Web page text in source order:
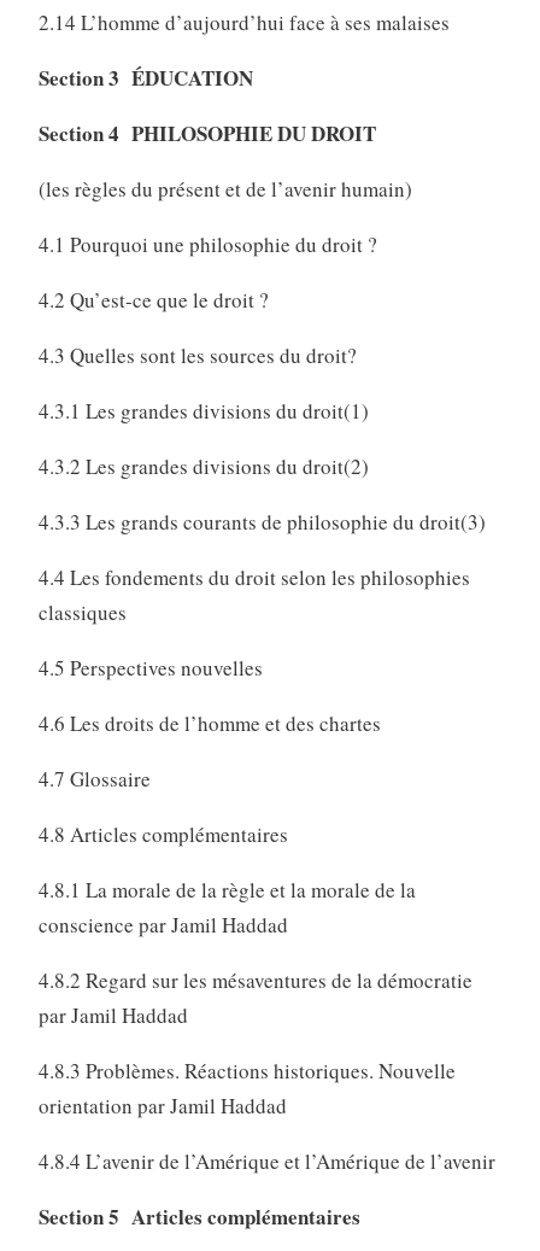
2.14 L’homme d’aujourd’hui face à ses malaises
Section 3 ÉDUCATION
Section 4 PHILOSOPHIE DU DROIT
(les règles du présent et de l’avenir humain)
4.1 Pourquoi une philosophie du droit ?
4.2 Qu’est-ce que le droit ?
4.3 Quelles sont les sources du droit?
4.3.1 Les grandes divisions du droit(1)
4.3.2 Les grandes divisions du droit(2)
4.3.3 Les grands courants de philosophie du droit(3)
4.4 Les fondements du droit selon les philosophies
classiques
4.5 Perspectives nouvelles
4.6 Les droits de l’homme et des chartes
4.7 Glossaire
4.8 Articles complémentaires
4.8.1 La morale de la règle et la morale de la
conscience par Jamil Haddad
4.8.2 Regard sur les mésaventures de la démocratie
par Jamil Haddad
4.8.3 Problèmes. Réactions historiques. Nouvelle
orientation par Jamil Haddad
4.8.4 L’avenir de l’Amérique et l’Amérique de l’avenir
Section 5 Articles complémentaires